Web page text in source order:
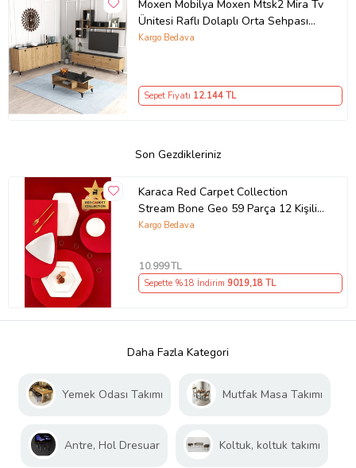
Moxen Mobilya Moxen Mtsk2 Mira Tv
Ünitesi Raflı Dolaplı Orta Sehpası
Ve Konsol Takımı /yemek Odası
Kargo Bedava
Sepet Fiyatı 12.144TL
Son Gezdikleriniz
Karaca Red Carpet Collection
Stream Bone Geo 59 Parça 12 Kişilik
Yemek Takımı Gold Outlet
Kargo Bedava
10.999TL
Sepette %18 İndirim 9019,18 TL
Daha Fazla Kategori
Yemek Odası Takımı Mutfak Masa Takımı
Antre, Hol Dresuar Koltuk, koltuk takımı